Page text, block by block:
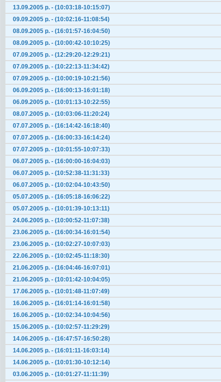
13.09.2005 р. - (10:03:18-10:15:07)
09.09.2005 р. - (10:02:16-11:08:54)
08.09.2005 р. - (16:01:57-16:04:50)
08.09.2005 р. - (10:00:42-10:10:25)
07.09.2005 р. - (12:29:20-12:29:21)
07.09.2005 р. - (10:22:13-11:34:42)
07.09.2005 р. - (10:00:19-10:21:56)
06.09.2005 р. - (16:00:13-16:01:18)
06.09.2005 р. - (10:01:13-10:22:55)
08.07.2005 р. - (10:03:06-11:20:24)
07.07.2005 р. - (16:14:42-16:18:40)
07.07.2005 р. - (16:00:33-16:14:24)
07.07.2005 р. - (10:01:55-10:07:33)
06.07.2005 р. - (16:00:00-16:04:03)
06.07.2005 р. - (10:52:38-11:31:33)
06.07.2005 р. - (10:02:04-10:43:50)
05.07.2005 р. - (16:05:18-16:06:22)
05.07.2005 р. - (10:01:39-10:13:11)
24.06.2005 р. - (10:00:52-11:07:38)
23.06.2005 р. - (16:00:34-16:01:54)
23.06.2005 р. - (10:02:27-10:07:03)
22.06.2005 р. - (10:02:45-11:18:30)
21.06.2005 р. - (16:04:46-16:07:01)
21.06.2005 р. - (10:01:42-10:04:05)
17.06.2005 р. - (10:01:48-11:07:49)
16.06.2005 р. - (16:01:14-16:01:58)
16.06.2005 р. - (10:02:34-10:04:56)
15.06.2005 р. - (10:02:57-11:29:29)
14.06.2005 р. - (16:47:57-16:50:28)
14.06.2005 р. - (16:01:11-16:03:14)
14.06.2005 р. - (10:01:30-10:12:14)
03.06.2005 р. - (10:01:27-11:11:39)